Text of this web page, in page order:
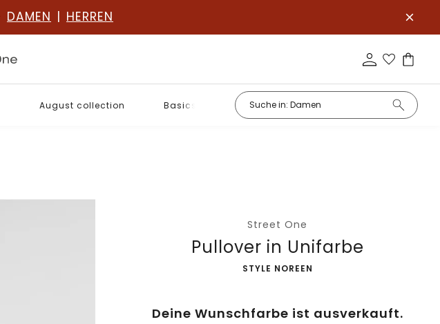
DAMEN | HERREN
August collection Basics
Street One
Pullover in Unifarbe
-
STYLE NOREEN
Deine Wunschfarbe ist ausverkauft.